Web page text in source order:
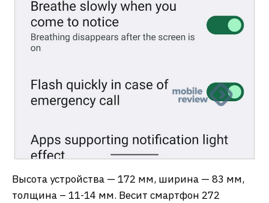
Высота устройства — 172 мм, ширина — 83 мм,
толщина – 11-14 мм. Весит смартфон 272